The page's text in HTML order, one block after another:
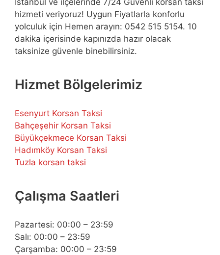
İstanbul ve ilçelerinde 7/24 Güvenli korsan taksi
hizmeti veriyoruz! Uygun Fiyatlarla konforlu
yolculuk için Hemen arayın: 0542 515 5154. 10
dakika içerisinde kapınızda hazır olacak
taksinize güvenle binebilirsiniz.
Hizmet Bölgelerimiz
Esenyurt Korsan Taksi
Bahçeşehir Korsan Taksi
Büyükçekmece Korsan Taksi
Hadımköy Korsan Taksi
Tuzla korsan taksi
Çalışma Saatleri
Pazartesi: 00:00 – 23:59
Salı: 00:00 – 23:59
Çarşamba: 00:00 – 23:59